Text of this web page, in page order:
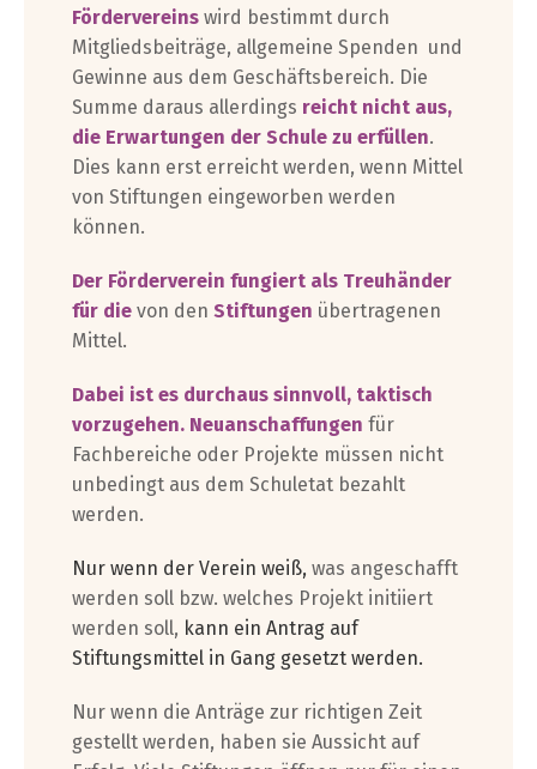
Fördervereins wird bestimmt durch
Mitgliedsbeiträge, allgemeine Spenden und
Gewinne aus dem Geschäftsbereich. Die
Summe daraus allerdings reicht nicht aus,
die Erwartungen der Schule zu erfüllen.
Dies kann erst erreicht werden, wenn Mittel
von Stiftungen eingeworben werden
können.
Der Förderverein fungiert als Treuhänder
für die von den Stiftungen übertragenen
Mittel.
Dabei ist es durchaus sinnvoll, taktisch
vorzugehen. Neuanschaffungen für
Fachbereiche oder Projekte müssen nicht
unbedingt aus dem Schuletat bezahlt
werden.
Nur wenn der Verein weiß, was angeschafft
werden soll bzw. welches Projekt initiiert
werden soll, kann ein Antrag auf
Stiftungsmittel in Gang gesetzt werden.
Nur wenn die Anträge zur richtigen Zeit
gestellt werden, haben sie Aussicht auf